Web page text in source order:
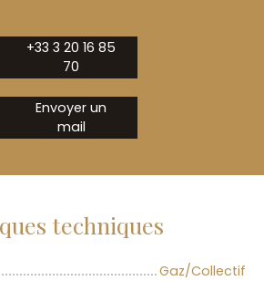
+33 3 20 16 85
70
Envoyer un
mail
techniques
Gaz/Collectif